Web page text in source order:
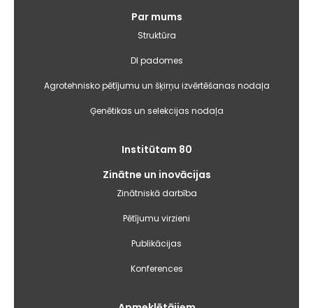
Par mums
Struktūra
DI padomes
Agrotehnisko pētījumu un šķirņu izvērtēšanas nodaļa
Ģenētikas un selekcijas nodaļa
Institūtam 80
Zinātne un inovācijas
Zinātniskā darbība
Pētījumu virzieni
Publikācijas
Konferences